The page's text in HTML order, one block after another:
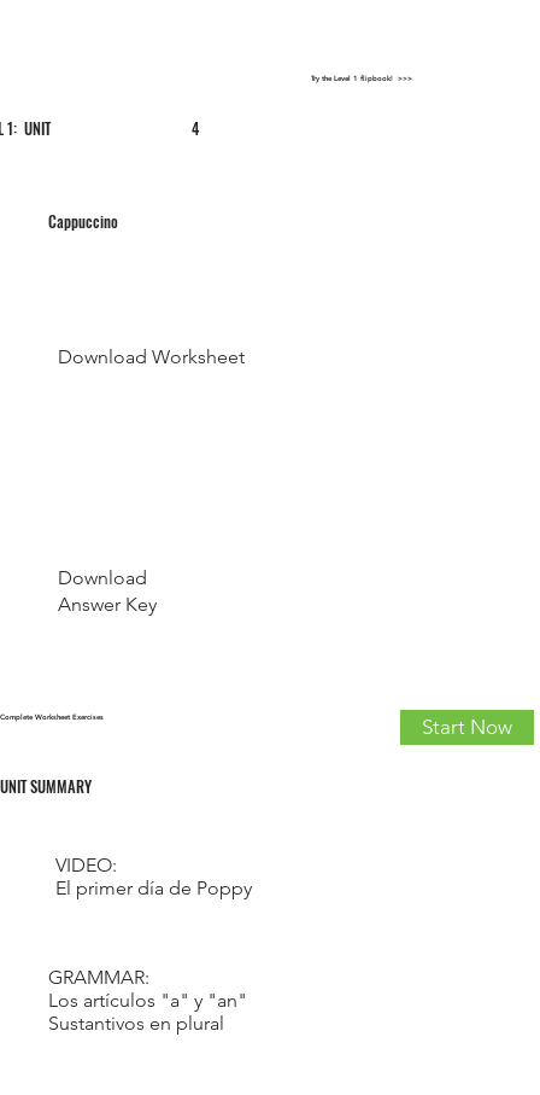
1: UNIT 4
Try the Level 1 flipbook! >>>
Download Worksheet
Download
Answer Key
Cappuccino
Complete Worksheet Exercises Start Now
UNIT SUMMARY
VIDEO:
El primer día de Poppy
GRAMMAR:
Los artículos "a" y "an"
Sustantivos en plural